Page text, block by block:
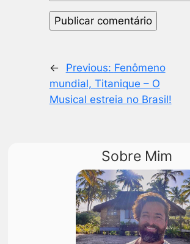
← Previous: Fenômeno
mundial, Titanique – O
Musical estreia no Brasil!
Sobre Mim